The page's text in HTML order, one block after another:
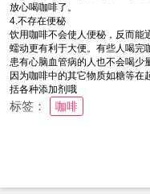
放心喝咖啡了。
4.不存在便秘
饮用咖啡不会使人便秘，反而能
蠕动更有利于大便。有些人喝完
患有心脑血管病的人也不会喝少
因为咖啡中的其它物质如糖等
括各种添加剂哦
标签： 咖啡